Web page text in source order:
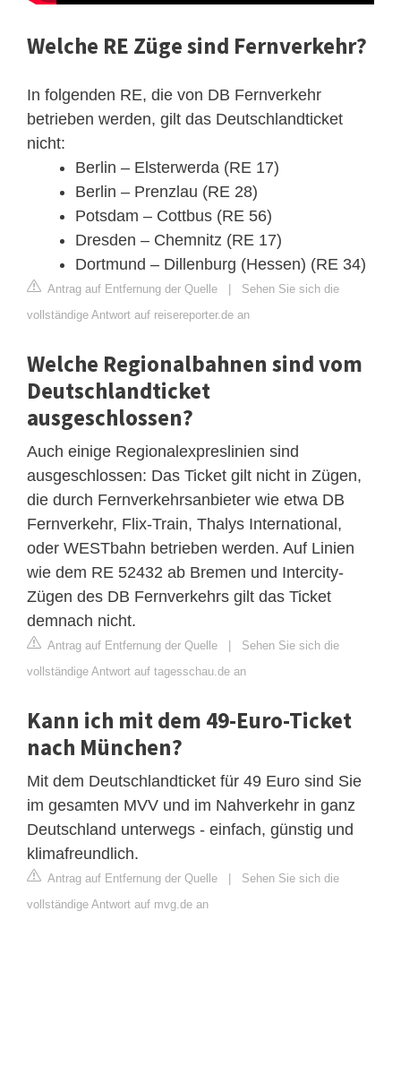
Welche RE Züge sind Fernverkehr?
In folgenden RE, die von DB Fernverkehr
betrieben werden, gilt das Deutschlandticket
nicht:
Berlin – Elsterwerda (RE 17)
Berlin – Prenzlau (RE 28)
Potsdam – Cottbus (RE 56)
Dresden – Chemnitz (RE 17)
Dortmund – Dillenburg (Hessen) (RE 34)
Antrag auf Entfernung der Quelle | Sehen Sie sich die
vollständige Antwort auf reisereporter.de an
Welche Regionalbahnen sind vom
Deutschlandticket
ausgeschlossen?
Auch einige Regionalexpreslinien sind
ausgeschlossen: Das Ticket gilt nicht in Zügen,
die durch Fernverkehrsanbieter wie etwa DB
Fernverkehr, Flix-Train, Thalys International,
oder WESTbahn betrieben werden. Auf Linien
wie dem RE 52432 ab Bremen und Intercity-
Zügen des DB Fernverkehrs gilt das Ticket
demnach nicht.
Antrag auf Entfernung der Quelle | Sehen Sie sich die
vollständige Antwort auf tagesschau.de an
Kann ich mit dem 49-Euro-Ticket
nach München?
Mit dem Deutschlandticket für 49 Euro sind Sie
im gesamten MVV und im Nahverkehr in ganz
Deutschland unterwegs - einfach, günstig und
klimafreundlich.
Antrag auf Entfernung der Quelle | Sehen Sie sich die
vollständige Antwort auf mvg.de an